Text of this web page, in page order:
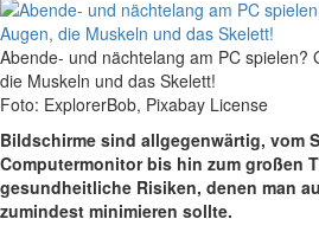
Abende- und nächtelang am PC spielen?
die Muskeln und das Skelett!
Foto: ExplorerBob, Pixabay License
Bildschirme sind allgegenwärtig, vom
Computermonitor bis hin zum großen
gesundheitliche Risiken, denen man
zumindest minimieren sollte.